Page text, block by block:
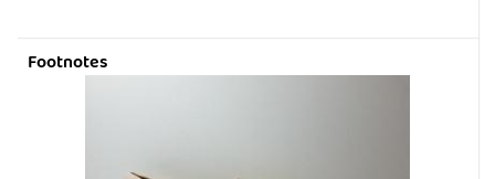
Footnotes